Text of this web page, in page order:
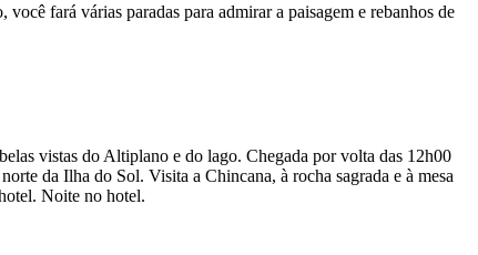
fará várias paradas para admirar a paisagem e rebanhos de
vistas do Altiplano e do lago. Chegada por volta das 12h00
da Ilha do Sol. Visita a Chincana, à rocha sagrada e à mesa
Noite no hotel.